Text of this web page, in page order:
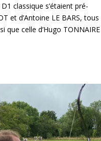
classique s’étaient pré-
et d’Antoine LE BARS, tous
que celle d’Hugo TONNAIRE